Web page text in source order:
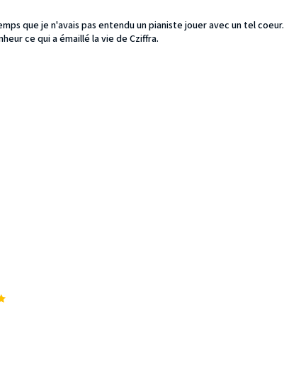
que je n'avais pas entendu un pianiste jouer avec un tel coeur.
ce qui a émaillé la vie de Cziffra.